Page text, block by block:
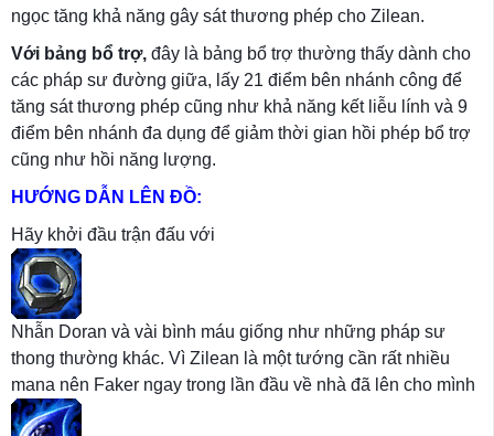
ngọc tăng khả năng gây sát thương phép cho Zilean.
Với bảng bổ trợ, đây là bảng bổ trợ thường thấy dành cho
các pháp sư đường giữa, lấy 21 điểm bên nhánh công để
tăng sát thương phép cũng như khả năng kết liễu lính và 9
điểm bên nhánh đa dụng để giảm thời gian hồi phép bổ trợ
cũng như hồi năng lượng.
HƯỚNG DẪN LÊN ĐỒ:
Hãy khởi đầu trận đấu với
Nhẫn Doran và vài bình máu giống như những pháp sư
thong thường khác. Vì Zilean là một tướng cần rất nhiều
mana nên Faker ngay trong lần đầu về nhà đã lên cho mình